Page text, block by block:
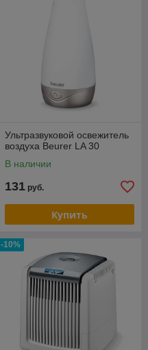
Ультразвуковой освежитель
воздуха Beurer LA 30
В наличии
131 руб.
Купить
-10%